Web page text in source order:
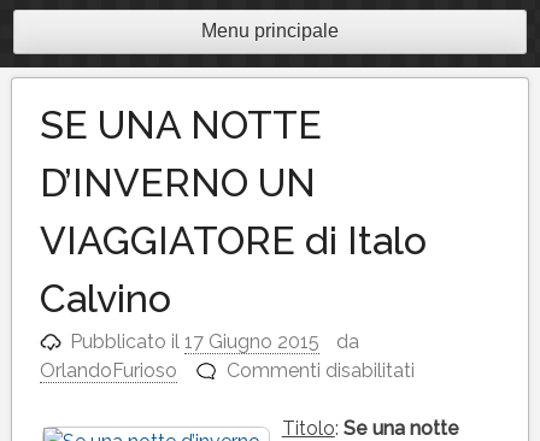
Menu principale
SE UNA NOTTE
D’INVERNO UN
VIAGGIATORE di Italo
Calvino
Pubblicato il17 Giugno 2015
da
OrlandoFurioso
Commenti disabilitati
UNA
Titolo: Se una notte